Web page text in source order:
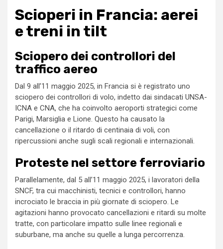
Scioperi in Francia: aerei
e treni in tilt
Sciopero dei controllori del
traffico aereo
Dal 9 all’11 maggio 2025, in Francia si è registrato uno
sciopero dei controllori di volo, indetto dai sindacati UNSA-
ICNA e CNA, che ha coinvolto aeroporti strategici come
Parigi, Marsiglia e Lione. Questo ha causato la
cancellazione o il ritardo di centinaia di voli, con
ripercussioni anche sugli scali regionali e internazionali.
Proteste nel settore ferroviario
Parallelamente, dal 5 all’11 maggio 2025, i lavoratori della
SNCF, tra cui macchinisti, tecnici e controllori, hanno
incrociato le braccia in più giornate di sciopero. Le
agitazioni hanno provocato cancellazioni e ritardi su molte
tratte, con particolare impatto sulle linee regionali e
suburbane, ma anche su quelle a lunga percorrenza.